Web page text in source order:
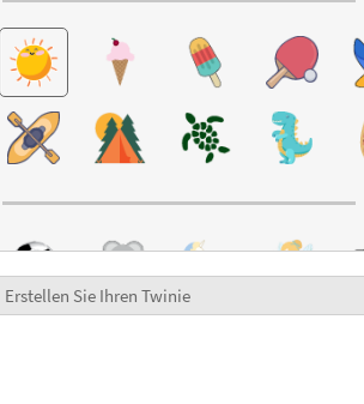
Erstellen Sie Ihren Twinie